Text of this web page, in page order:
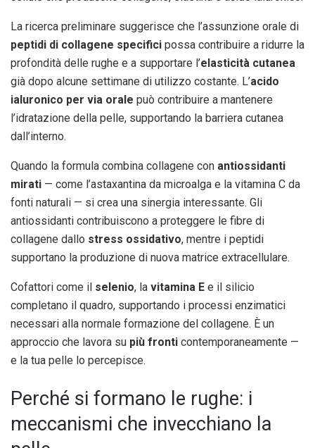
La ricerca preliminare suggerisce che l’assunzione orale di
peptidi di collagene specifici possa contribuire a ridurre la
profondità delle rughe e a supportare l’elasticità cutanea
già dopo alcune settimane di utilizzo costante. L’acido
ialuronico per via orale può contribuire a mantenere
l’idratazione della pelle, supportando la barriera cutanea
dall’interno.
Quando la formula combina collagene con antiossidanti
mirati — come l’astaxantina da microalga e la vitamina C da
fonti naturali — si crea una sinergia interessante. Gli
antiossidanti contribuiscono a proteggere le fibre di
collagene dallo stress ossidativo, mentre i peptidi
supportano la produzione di nuova matrice extracellulare.
Cofattori come il selenio, la vitamina E e il silicio
completano il quadro, supportando i processi enzimatici
necessari alla normale formazione del collagene. È un
approccio che lavora su più fronti contemporaneamente —
e la tua pelle lo percepisce.
Perché si formano le rughe: i
meccanismi che invecchiano la